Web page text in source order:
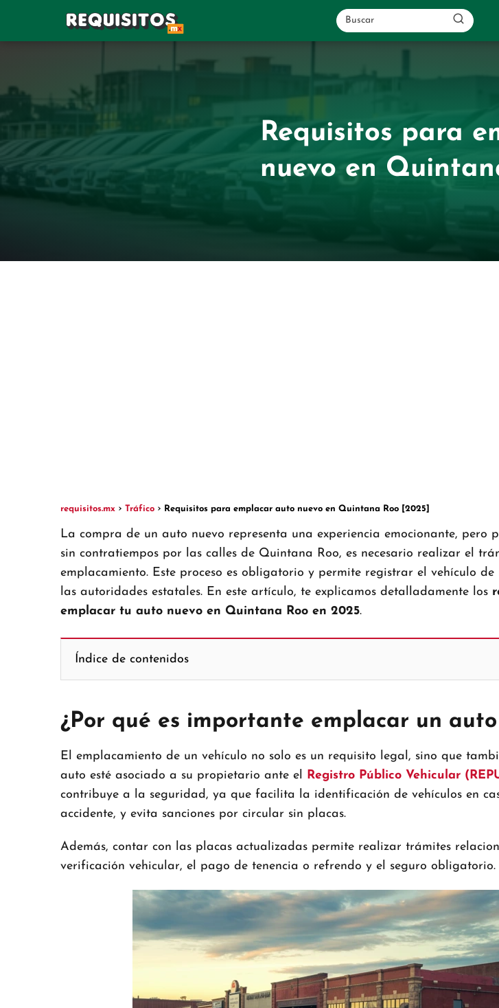
Requisitos para
nuevo en
requisitos.mx Tráfico Requisitos para emplacar auto nuevo en Quintana Roo [2025]
La compra de un auto nuevo representa una experiencia emocionante, pero
sin contratiempos por las calles de Quintana Roo, es necesario realizar el
emplacamiento. Este proceso es obligatorio y permite registrar el vehículo
las autoridades estatales. En este artículo, te explicamos detalladamente los
emplacar tu auto nuevo en Quintana Roo en 2025.
Índice de contenidos
¿Por qué es importante emplacar un auto
El emplacamiento de un vehículo no solo es un requisito legal, sino que
auto esté asociado a su propietario ante el Registro Público Vehicular
contribuye a la seguridad, ya que facilita la identificación de vehículos en
accidente, y evita sanciones por circular sin placas.
Además, contar con las placas actualizadas permite realizar trámites
verificación vehicular, el pago de tenencia o refrendo y el seguro obligatorio.